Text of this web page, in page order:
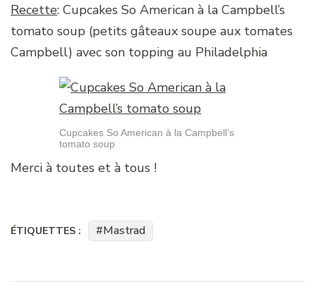
Recette: Cupcakes So American à la Campbell’s
tomato soup (petits gâteaux soupe aux tomates
Campbell) avec son topping au Philadelphia
Cupcakes So American à la Campbell’s
tomato soup
Merci à toutes et à tous !
ÉTIQUETTES : Mastrad